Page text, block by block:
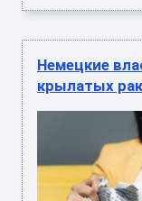
Немецкие
крылатых